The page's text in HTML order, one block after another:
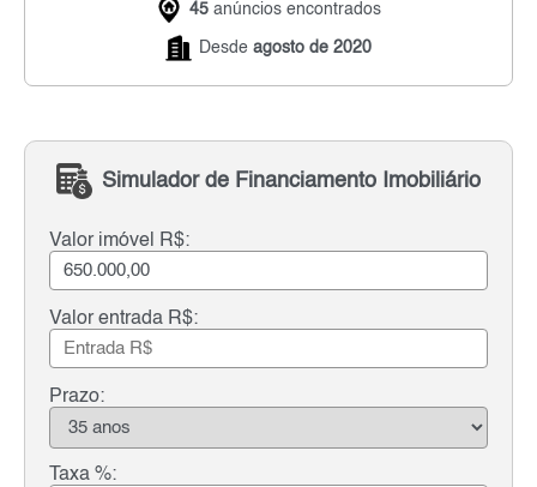
45 anúncios encontrados
Desde agosto de 2020
Simulador de Financiamento Imobiliário
Valor imóvel R$:
Valor entrada R$:
Prazo:
Taxa %: